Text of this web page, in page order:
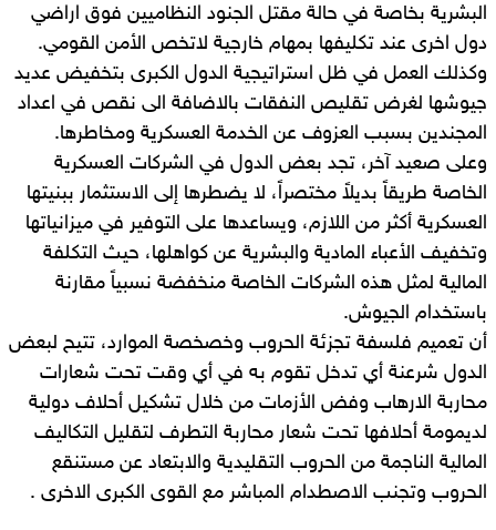
البشرية بخاصة في حالة مقتل الجنود النظاميين فوق اراضي
دول اخرى عند تكليفها بمهام خارجية لاتخص الأمن القومي.
وكذلك العمل في ظل استراتيجية الدول الكبرى بتخفيض عديد
جيوشها لغرض تقليص النفقات بالاضافة الى نقص في اعداد
المجندين بسبب العزوف عن الخدمة العسكرية ومخاطرها.
وعلى صعيد آخر، تجد بعض الدول في الشركات العسكرية
الخاصة طريقاً بديلاً مختصراً، لا يضطرها إلى الاستثمار ببنيتها
العسكرية أكثر من اللازم، ويساعدها على التوفير في ميزانياتها
وتخفيف الأعباء المادية والبشرية عن كواهلها، حيث التكلفة
المالية لمثل هذه الشركات الخاصة منخفضة نسبياً مقارنة
باستخدام الجيوش.
أن تعميم فلسفة تجزئة الحروب وخصخصة الموارد، تتيح لبعض
الدول شرعنة أي تدخل تقوم به في أي وقت تحت شعارات
محاربة الارهاب وفض الأزمات من خلال تشكيل أحلاف دولية
لديمومة أحلافها تحت شعار محاربة التطرف لتقليل التكاليف
المالية الناجمة من الحروب التقليدية والابتعاد عن مستنقع
الحروب وتجنب الاصطدام المباشر مع القوى الكبرى الاخرى .